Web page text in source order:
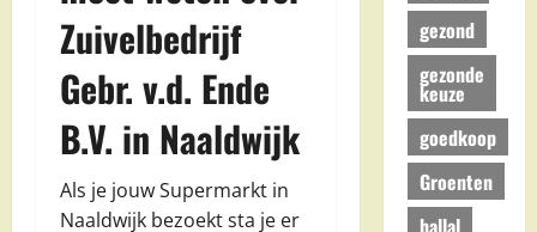
Zuivelbedrijf
Gebr. v.d. Ende
B.V. in Naaldwijk
Als je jouw Supermarkt in
Naaldwijk bezoekt sta je er
gezond
gezonde
keuze
goedkoop
Groenten
hallal